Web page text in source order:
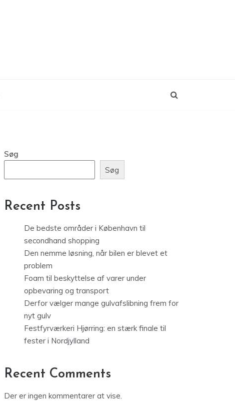
Søg
Søg
Recent Posts
De bedste områder i København til
secondhand shopping
Den nemme løsning, når bilen er blevet et
problem
Foam til beskyttelse af varer under
opbevaring og transport
Derfor vælger mange gulvafslibning frem for
nyt gulv
Festfyrværkeri Hjørring: en stærk finale til
fester i Nordjylland
Recent Comments
Der er ingen kommentarer at vise.